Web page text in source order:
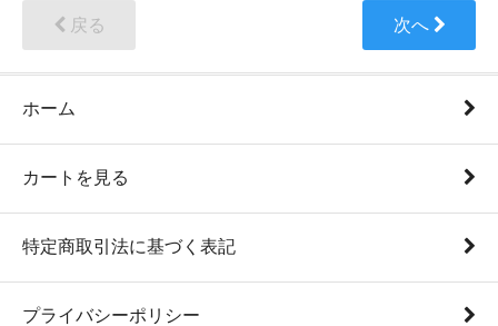
戻る 次へ
ホーム
カートを見る
特定商取引法に基づく表記
プライバシーポリシー